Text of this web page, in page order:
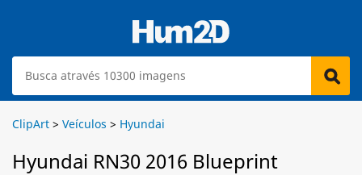
ClipArt > Veículos > Hyundai
Hyundai RN30 2016 Blueprint